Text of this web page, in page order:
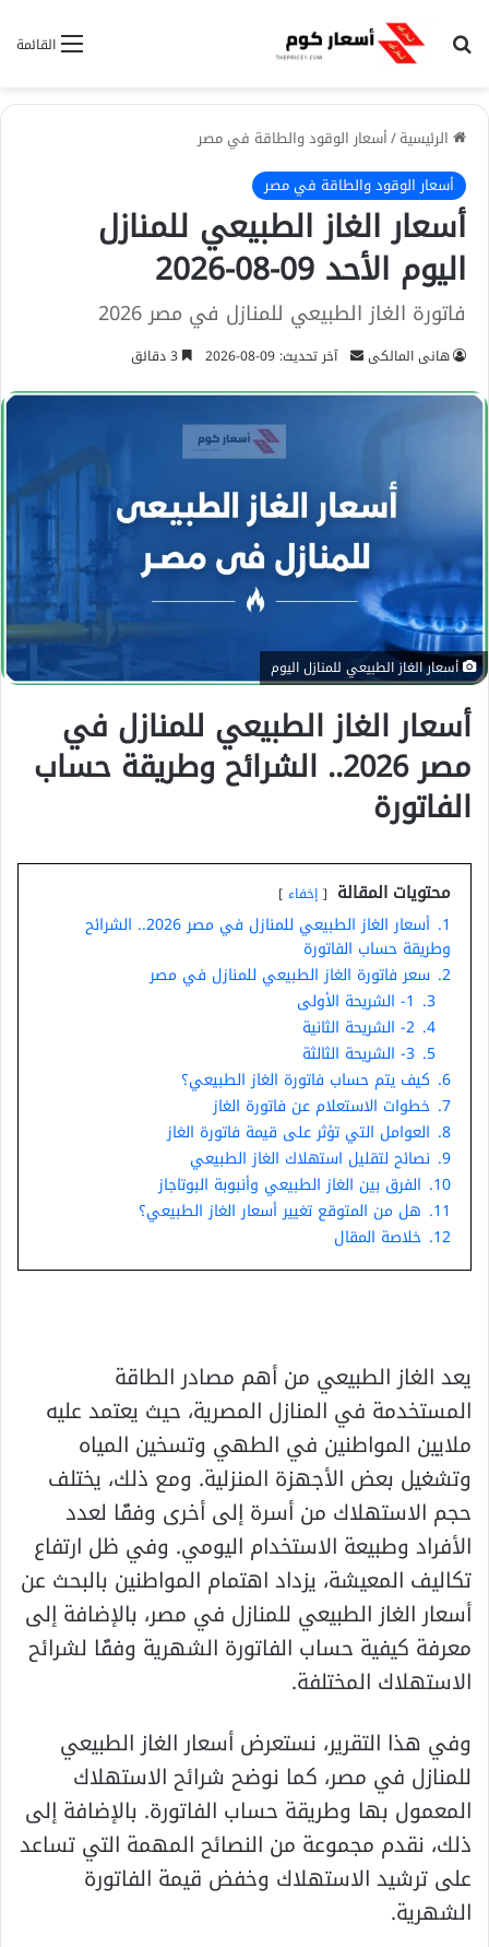
القائمة بحث عن
الرئيسية/أسعار الوقود والطاقة في مصر
أسعار الوقود والطاقة في مصر
أسعار الغاز الطبيعي للمنازل
اليوم الأحد 09-08-2026
فاتورة الغاز الطبيعي للمنازل في مصر 2026
هانى المالكى
ي
ا
إ
ت
ن
ي
آخر تحديث: 09-08-2026
أسعار الغاز الطبيعي للمنازل اليوم
أسعار الغاز الطبيعي للمنازل في
مصر 2026.. الشرائح وطريقة حساب
الفاتورة
محتويات المقالة إخفاء
1.
أسعار الغاز الطبيعي للمنازل في مصر 2026.. الشرائح
وطريقة حساب الفاتورة
2. سعر فاتورة الغاز الطبيعي للمنازل في مصر
3. 1- الشريحة الأولى
4. 2- الشريحة الثانية
5. 3- الشريحة الثالثة
6. كيف يتم حساب فاتورة الغاز الطبيعي؟
7. خطوات الاستعلام عن فاتورة الغاز
8. العوامل التي تؤثر على قيمة فاتورة الغاز
9. نصائح لتقليل استهلاك الغاز الطبيعي
10. الفرق بين الغاز الطبيعي وأنبوبة البوتاجاز
11. هل من المتوقع تغيير أسعار الغاز الطبيعي؟
12. خلاصة المقال
يعد الغاز الطبيعي من أهم مصادر الطاقة
المستخدمة في المنازل المصرية، حيث يعتمد عليه
ملايين المواطنين في الطهي وتسخين المياه
وتشغيل بعض الأجهزة المنزلية. ومع ذلك، يختلف
حجم الاستهلاك من أسرة إلى أخرى وفقًا لعدد
الأفراد وطبيعة الاستخدام اليومي. وفي ظل ارتفاع
تكاليف المعيشة، يزداد اهتمام المواطنين بالبحث عن
أسعار الغاز الطبيعي للمنازل في مصر، بالإضافة إلى
معرفة كيفية حساب الفاتورة الشهرية وفقًا لشرائح
الاستهلاك المختلفة.
وفي هذا التقرير، نستعرض أسعار الغاز الطبيعي
للمنازل في مصر، كما نوضح شرائح الاستهلاك
المعمول بها وطريقة حساب الفاتورة. بالإضافة إلى
ذلك، نقدم مجموعة من النصائح المهمة التي تساعد
على ترشيد الاستهلاك وخفض قيمة الفاتورة
الشهرية.